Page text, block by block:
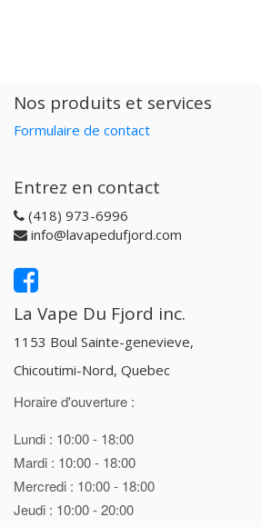
Nos produits et services
Formulaire de contact
Entrez en contact
(418) 973-6996
info@lavapedufjord.com
La Vape Du Fjord inc.
1153 Boul Sainte-genevieve,
Chicoutimi-Nord, Quebec
Horaire d'ouverture :
Lundi : 10:00 - 18:00
Mardi : 10:00 - 18:00
Mercredi : 10:00 - 18:00
Jeudi : 10:00 - 20:00